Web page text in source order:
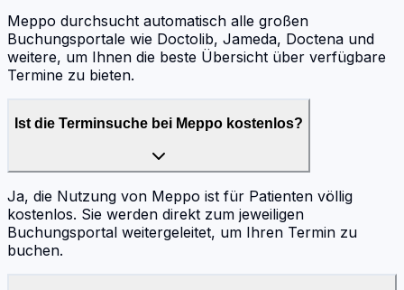
Meppo durchsucht automatisch alle großen
Buchungsportale wie Doctolib, Jameda, Doctena und
weitere, um Ihnen die beste Übersicht über verfügbare
Termine zu bieten.
Ist die Terminsuche bei Meppo kostenlos?
Ja, die Nutzung von Meppo ist für Patienten völlig
kostenlos. Sie werden direkt zum jeweiligen
Buchungsportal weitergeleitet, um Ihren Termin zu
buchen.